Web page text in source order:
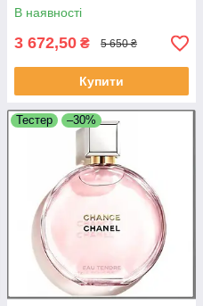
В наявності
3 672,50 ₴ 5 650 ₴
Купити
Тестер –30%